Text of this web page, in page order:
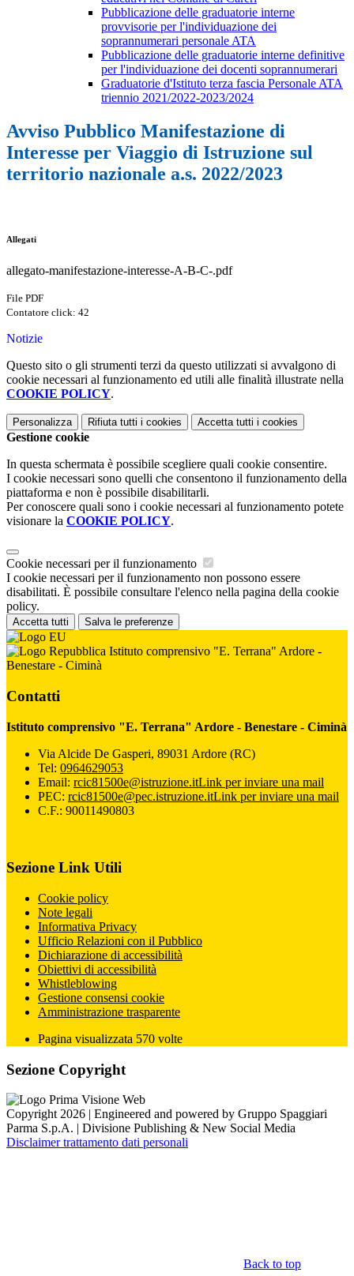
Pubblicazione delle graduatorie interne
provvisorie per l'individuazione dei
soprannumerari personale ATA
Pubblicazione delle graduatorie interne definitive
per l'individuazione dei docenti soprannumerari
Graduatorie d'Istituto terza fascia Personale ATA
triennio 2021/2022-2023/2024
Avviso Pubblico Manifestazione di
Interesse per Viaggio di Istruzione sul
territorio nazionale a.s. 2022/2023
Allegati
allegato-manifestazione-interesse-A-B-C-.pdf
File PDF
Contatore click: 42
Notizie
Questo sito o gli strumenti terzi da questo utilizzati si avvalgono di
cookie necessari al funzionamento ed utili alle finalità illustrate nella
COOKIE POLICY.
Personalizza Rifiuta tutti i cookies Accetta tutti i cookies
Gestione cookie
In questa schermata è possibile scegliere quali cookie consentire.
I cookie necessari sono quelli che consentono il funzionamento della
piattaforma e non è possibile disabilitarli.
Per conoscere quali sono i cookie necessari al funzionamento potete
visionare la COOKIE POLICY.
Cookie necessari per il funzionamento
I cookie necessari per il funzionamento non possono essere
disabilitati. È possibile consultare l'elenco nella pagina della cookie
policy.
Accetta tutti Salva le preferenze
Istituto comprensivo "E. Terrana" Ardore -
Benestare - Ciminà
Contatti
Istituto comprensivo "E. Terrana" Ardore - Benestare - Ciminà
Via Alcide De Gasperi, 89031 Ardore (RC)
Tel: 0964629053
Email: rcic81500e@istruzione.itLink per inviare una mail
PEC: rcic81500e@pec.istruzione.itLink per inviare una mail
C.F.: 90011490803
Sezione Link Utili
Cookie policy
Note legali
Informativa Privacy
Ufficio Relazioni con il Pubblico
Dichiarazione di accessibilità
Obiettivi di accessibilità
Whistleblowing
Gestione consensi cookie
Amministrazione trasparente
Pagina visualizzata 570 volte
Sezione Copyright
Copyright 2026 | Engineered and powered by Gruppo Spaggiari
Parma S.p.A. | Divisione Publishing & New Social Media
Disclaimer trattamento dati personali
Back to top